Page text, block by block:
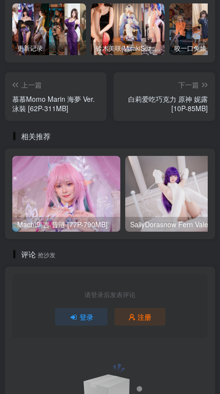
更新记录 铃木美咲(MisakiSuzuki) 合集下载 咬一口兔娘 合
上一篇
慕慕Momo Marin 海夢 Ver.
泳裝 [62P-311MB]
下一篇
白莉爱吃巧克力 原神 妮露
[10P-85MB]
相关推荐
Machi馬吉 昔涟 [77P-790MB]
评论 抢沙发
请登录后发表评论
登录 注册